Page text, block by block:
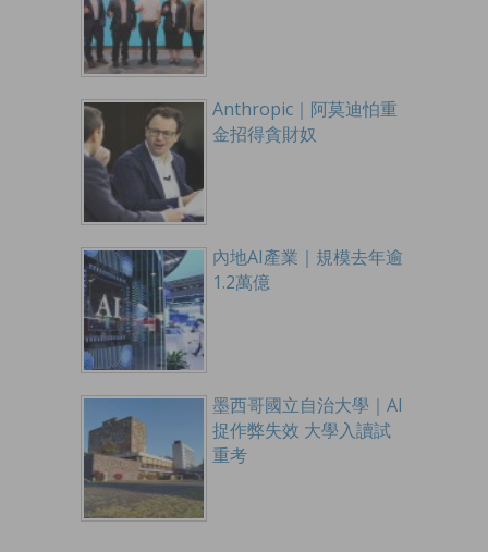
Anthropic｜阿莫迪怕重
金招得貪財奴
內地AI產業｜規模去年逾
1.2萬億
墨西哥國立自治大學｜AI
捉作弊失效 大學入讀試
重考